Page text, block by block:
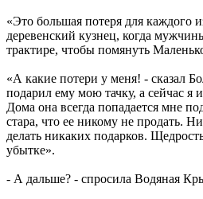
«Это большая потеря для каждого
деревенский кузнец, когда
трактире, чтобы помянуть
«А какие потери у меня! - сказал
подарил ему мою тачку, а сейчас я
Дома она всегда попадается мне
стара, что ее никому не продать.
делать никаких подарков.
убытке».
- А дальше? - спросила Водяная